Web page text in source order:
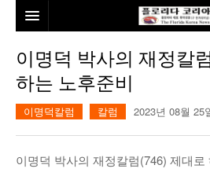
본사소개
뉴스
이명덕 박사의 재정칼
하는 노후준비
이명덕칼럼 칼럼 2023년 08월 25
이명덕 박사의 재정칼럼(746) 제대로